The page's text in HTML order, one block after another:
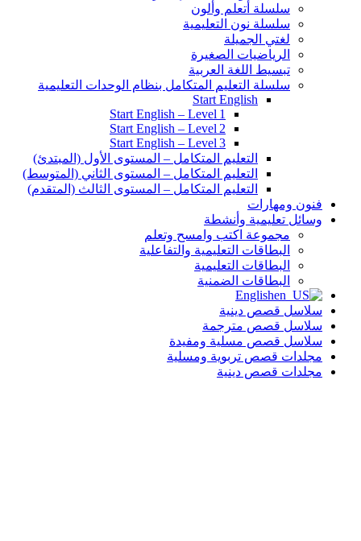
سلسلة أتعلم وألون
سلسلة نون التعليمية
لغتي الجميلة
الرياضيات الصغيرة
تبسيط اللغة العربية
سلسلة التعليم المتكامل بنظام الوحدات التعليمية
Start English
Start English – Level 1
Start English – Level 2
Start English – Level 3
التعليم المتكامل – المستوى الأول (المبتدئ)
التعليم المتكامل – المستوى الثاني (المتوسط)
التعليم المتكامل – المستوى الثالث (المتقدم)
فنون ومهارات
وسائل تعليمية وأنشطة
مجموعة اكتب وامسح وتعلم
البطاقات التعليمية والتفاعلية
البطاقات التعليمية
البطاقات الضمنية
English
سلاسل قصص دينية
سلاسل قصص مترجمة
سلاسل قصص مسلية ومفيدة
مجلدات قصص تربوية ومسلية
مجلدات قصص دينية